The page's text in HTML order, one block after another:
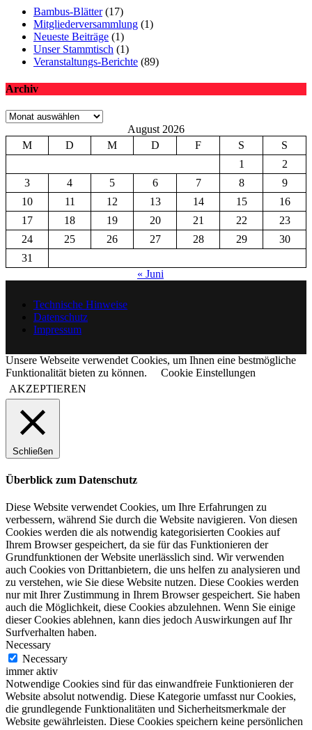
Bambus-Blätter(17)
Mitgliederversammlung (1)
Neueste Beiträge (1)
Unser Stammtisch (1)
Veranstaltungs-Berichte (89)
Archiv
Archiv
August 2026
M
D M D F S
S
1
2
3
4 5 6 7 8
9
10
11 12 13 14 15
16
17
18 19 20 21 22
23
24
25 26 27 28 29
30
31
« Juni
Technische Hinweise
Datenschutz
Impressum
Unsere Webseite verwendet Cookies, um Ihnen eine bestmögliche
Funktionalität bieten zu können.
Cookie Einstellungen
AKZEPTIEREN
Schließen
Überblick zum Datenschutz
Diese Website verwendet Cookies, um Ihre Erfahrungen zu
verbessern, während Sie durch die Website navigieren. Von diesen
Cookies werden die als notwendig kategorisierten Cookies auf
Ihrem Browser gespeichert, da sie für das Funktionieren der
Grundfunktionen der Website unerlässlich sind. Wir verwenden
auch Cookies von Drittanbietern, die uns helfen zu analysieren und
zu verstehen, wie Sie diese Website nutzen. Diese Cookies werden
nur mit Ihrer Zustimmung in Ihrem Browser gespeichert. Sie haben
auch die Möglichkeit, diese Cookies abzulehnen. Wenn Sie einige
dieser Cookies ablehnen, kann dies jedoch Auswirkungen auf Ihr
Surfverhalten haben.
Necessary
Necessary
immer aktiv
Notwendige Cookies sind für das einwandfreie Funktionieren der
Website absolut notwendig. Diese Kategorie umfasst nur Cookies,
die grundlegende Funktionalitäten und Sicherheitsmerkmale der
Website gewährleisten. Diese Cookies speichern keine persönlichen